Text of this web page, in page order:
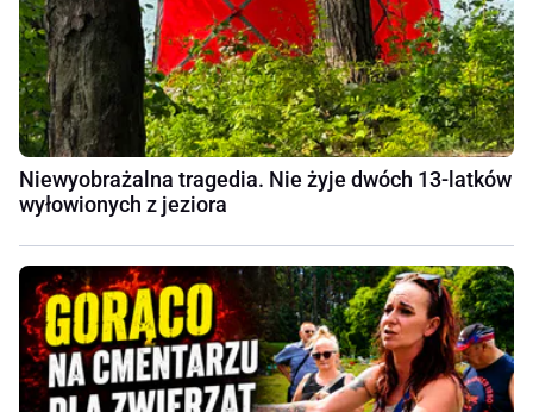
Niewyobrażalna tragedia. Nie żyje dwóch 13-latków
wyłowionych z jeziora